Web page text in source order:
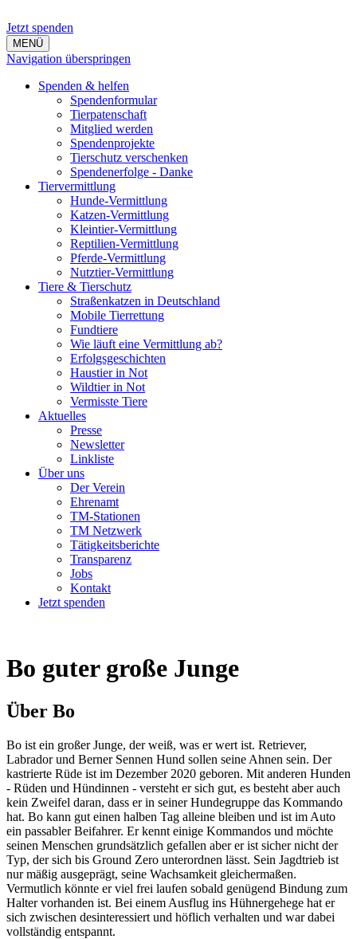
Jetzt spenden
MENÜ
Navigation überspringen
Spenden & helfen
Spendenformular
Tierpatenschaft
Mitglied werden
Spendenprojekte
Tierschutz verschenken
Spendenerfolge - Danke
Tiervermittlung
Hunde-Vermittlung
Katzen-Vermittlung
Kleintier-Vermittlung
Reptilien-Vermittlung
Pferde-Vermittlung
Nutztier-Vermittlung
Tiere & Tierschutz
Straßenkatzen in Deutschland
Mobile Tierrettung
Fundtiere
Wie läuft eine Vermittlung ab?
Erfolgsgeschichten
Haustier in Not
Wildtier in Not
Vermisste Tiere
Aktuelles
Presse
Newsletter
Linkliste
Über uns
Der Verein
Ehrenamt
TM-Stationen
TM Netzwerk
Tätigkeitsberichte
Transparenz
Jobs
Kontakt
Jetzt spenden
Bo guter große Junge
Über Bo
Bo ist ein großer Junge, der weiß, was er wert ist. Retriever,
Labrador und Berner Sennen Hund sollen seine Ahnen sein. Der
kastrierte Rüde ist im Dezember 2020 geboren. Mit anderen Hunden
- Rüden und Hündinnen - versteht er sich gut, es besteht aber auch
kein Zweifel daran, dass er in seiner Hundegruppe das Kommando
hat. Bo kann gut einen halben Tag alleine bleiben und ist im Auto
ein passabler Beifahrer. Er kennt einige Kommandos und möchte
seinen Menschen grundsätzlich gefallen aber er ist sicher nicht der
Typ, der sich bis Ground Zero unterordnen lässt. Sein Jagdtrieb ist
nur mäßig ausgeprägt, seine Wachsamkeit gleichermaßen.
Vermutlich könnte er viel frei laufen sobald genügend Bindung zum
Halter vorhanden ist. Bei einem Ausflug ins Hühnergehege hat er
sich zwischen desinteressiert und höflich verhalten und war dabei
vollständig entspannt.